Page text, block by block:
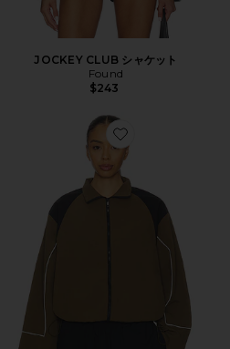
JOCKEY CLUB シャケット
Found
$243
Favorite SHORELINE